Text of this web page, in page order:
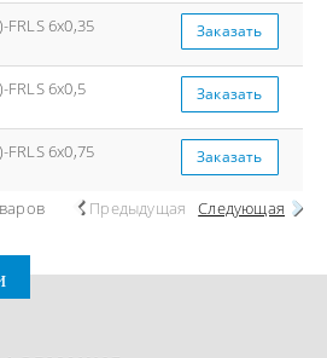
6x0,35 Заказать
6x0,5 Заказать
6x0,75 Заказать
Предыдущая Следующая